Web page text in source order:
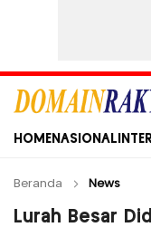
Domain Rakyat
Berita Hari Ini Terkini
HOME NASIONAL
Beranda News
Lurah Besar